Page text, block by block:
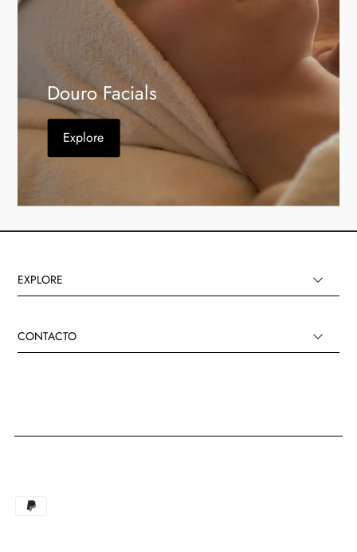
Douro Facials
Explore
EXPLORE
CONTACTO